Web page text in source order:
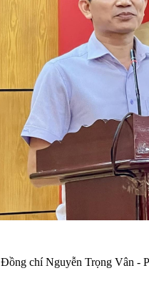
Đồng chí Nguyễn Trọng Vân -